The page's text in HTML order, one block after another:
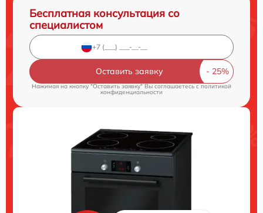
Бесплатная консультация со
специалистом
Оставить заявку
Нажимая на кнопку "Оставить заявку" Вы соглашаетесь cполитикой
конфиденциальности